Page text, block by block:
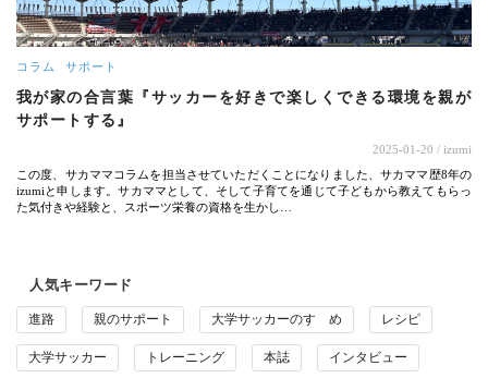
コラム サポート
我が家の合言葉『サッカーを好きで楽しくできる環境を親が
サポートする』
2025-01-20 / izumi
この度、サカママコラムを担当させていただくことになりました、サカママ歴8年の
izumiと申します。サカママとして、そして子育てを通じて子どもから教えてもらっ
た気付きや経験と、スポーツ栄養の資格を生かし…
人気キーワード
進路 親のサポート 大学サッカーのすゝめ レシピ
大学サッカー トレーニング 本誌 インタビュー